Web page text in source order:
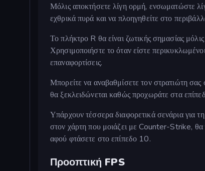
Μόλις αποκτήσετε λίγη ορμή, ενσωματώστε
εχθρικά πυρά και να πλοηγηθείτε στο
Το πλήκτρο R θα είναι ζωτικής σημασίας
Χρησιμοποιήστε το όταν είστε
επαναφορτίσεις.
Μπορείτε να αναβαθμίσετε τον στρατιώτη σας
θα ξεκλειδώνεται καθώς προχωράτε στα
Υπάρχουν τέσσερα διαφορετικά σενάρια για
στον χάρτη που μοιάζει με Counter-Strike, θα
αφού φτάσετε στο επίπεδο 10.
Προοπτική FPS